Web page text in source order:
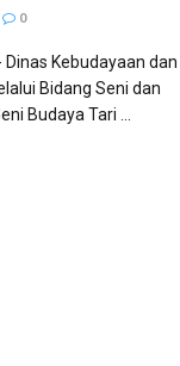
0
Dinas Kebudayaan dan
Bidang Seni dan
Budaya Tari ...